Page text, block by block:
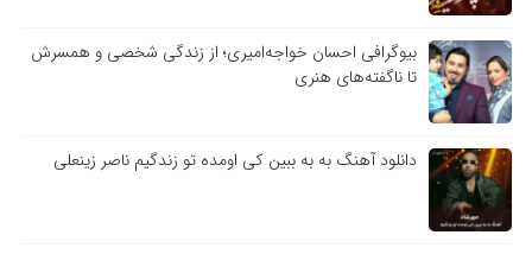
بیوگرافی احسان خواجه‌امیری؛ از زندگی شخصی و همسرش
تا ناگفته‌های هنری
دانلود آهنگ به به ببین کی اومده تو زندگیم ناصر زینعلی